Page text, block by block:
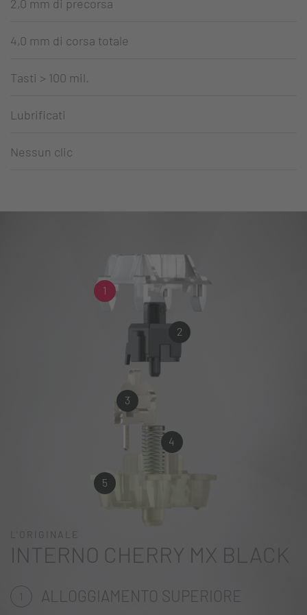
2,0 mm di precorsa
4,0 mm di corsa totale
Tasti > 100 mil.
Lubrificati
Nessun clic
1
2
3
4
5
L'ORIGINALE
INTERNO CHERRY MX BLACK
1 ALLOGGIAMENTO SUPERIORE